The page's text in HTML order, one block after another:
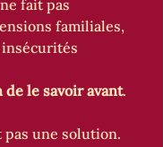
fait pas
familiales,
de le savoir avant.
pas une solution.